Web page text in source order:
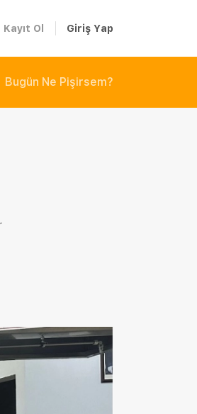
Kayıt Ol Giriş Yap
Bugün Ne Pişirsem?